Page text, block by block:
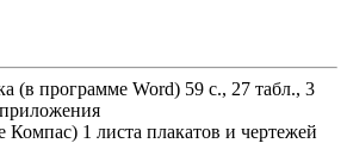
(в программе Word) 59 с., 27 табл., 3
1 листа плакатов и чертежей